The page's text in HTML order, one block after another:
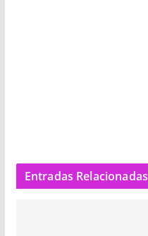
Entradas Relacionadas